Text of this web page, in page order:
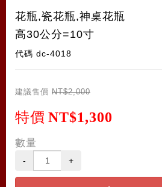
花瓶,瓷花瓶,神桌花瓶
高30公分=10寸
代碼 dc-4018
建議售價 NT$2,000
特價 NT$1,300
數量
- +